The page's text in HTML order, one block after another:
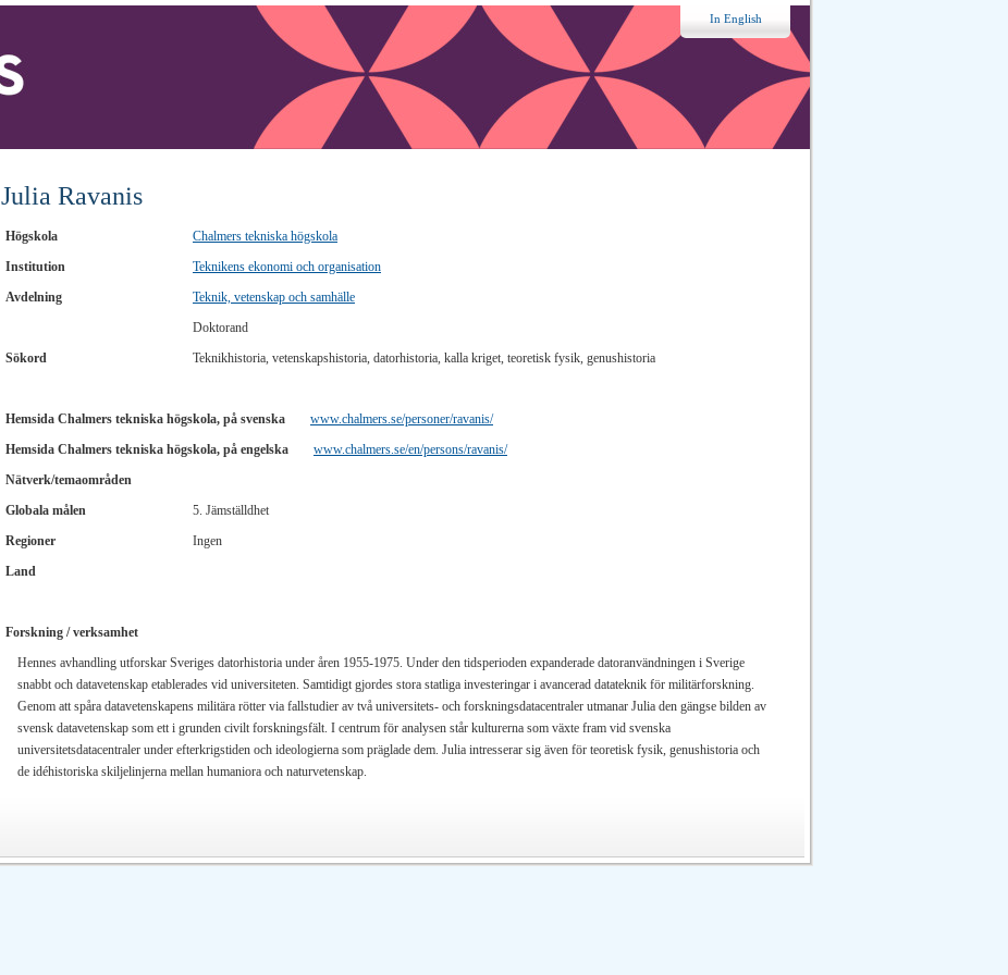
In English
Julia Ravanis
Högskola
Chalmers tekniska högskola
Institution
Teknikens ekonomi och organisation
Avdelning
Teknik, vetenskap och samhälle
Doktorand
Sökord
Teknikhistoria, vetenskapshistoria, datorhistoria, kalla kriget, teoretisk fysik, genushistoria
Hemsida Chalmers tekniska högskola, på svenska
www.chalmers.se/personer/ravanis/
Hemsida Chalmers tekniska högskola, på engelska
www.chalmers.se/en/persons/ravanis/
Nätverk/temaområden
Globala målen
5. Jämställdhet
Regioner
Ingen
Land
Forskning / verksamhet
Hennes avhandling utforskar Sveriges datorhistoria under åren 1955-1975. Under den tidsperioden expanderade datoranvändningen i Sverige
snabbt och datavetenskap etablerades vid universiteten. Samtidigt gjordes stora statliga investeringar i avancerad datateknik för militärforskning.
Genom att spåra datavetenskapens militära rötter via fallstudier av två universitets- och forskningsdatacentraler utmanar Julia den gängse bilden av
svensk datavetenskap som ett i grunden civilt forskningsfält. I centrum för analysen står kulturerna som växte fram vid svenska
universitetsdatacentraler under efterkrigstiden och ideologierna som präglade dem. Julia intresserar sig även för teoretisk fysik, genushistoria och
de idéhistoriska skiljelinjerna mellan humaniora och naturvetenskap.